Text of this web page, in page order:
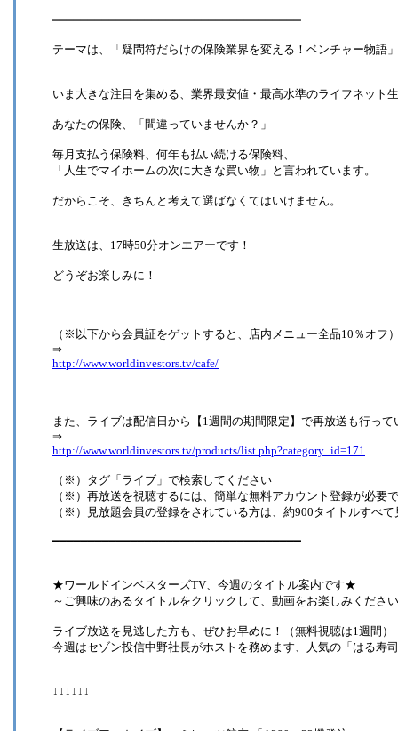
━━━━━━━━━━━━━━━━━━━━━━━━━━━━━━━━━━━
テーマは、「疑問符だらけの保険業界を変える！ベンチャー物語」
いま大きな注目を集める、業界最安値・最高水準のライフネット
あなたの保険、「間違っていませんか？」
毎月支払う保険料、何年も払い続ける保険料、
「人生でマイホームの次に大きな買い物」と言われています。
だからこそ、きちんと考えて選ばなくてはいけません。
生放送は、17時50分オンエアーです！
どうぞお楽しみに！
（※以下から会員証をゲットすると、店内メニュー全品10％オフ
⇒
http://www.worldinvestors.tv/cafe/
また、ライブは配信日から【1週間の期間限定】で再放送も行って
⇒
http://www.worldinvestors.tv/products/list.php?category_id=171
（※）タグ「ライブ」で検索してください
（※）再放送を視聴するには、簡単な無料アカウント登録が必要
（※）見放題会員の登録をされている方は、約900タイトルすべて
━━━━━━━━━━━━━━━━━━━━━━━━━━━━━━━━━━━
★ワールドインベスターズTV、今週のタイトル案内です★
～ご興味のあるタイトルをクリックして、動画をお楽しみくださ
ライブ放送を見逃した方も、ぜひお早めに！（無料視聴は1週間）
今週はセゾン投信中野社長がホストを務めます、人気の「はる寿
↓↓↓↓↓↓